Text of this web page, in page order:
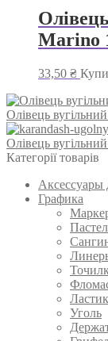
Marino
33,50 ₴
Олівець
Олівець
Категорії товарів
Аксессуары
Графика
Уголь